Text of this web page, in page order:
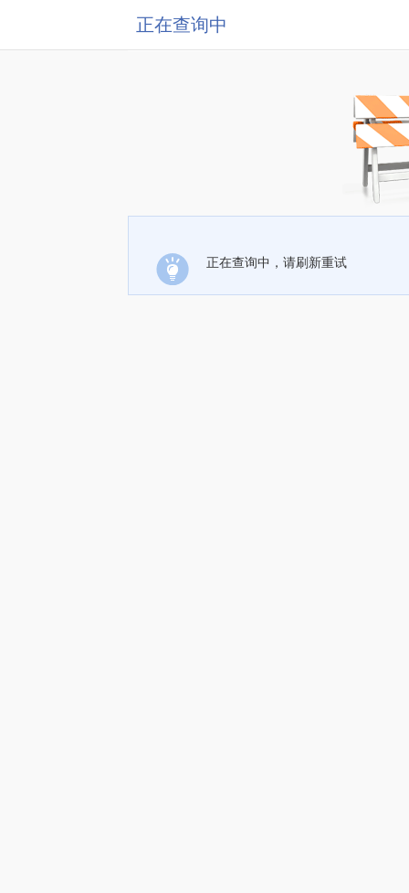
正在查询中
正在查询中，请刷新重试